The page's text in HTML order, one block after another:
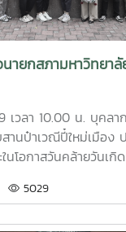
วกับการดำเนินงานด้า
ของมหาวิทยาลัย
ารสำนักงานมหาวิทยา
ด้เยี่ยมชมบรรยากาศแ
แม่โจ้
ายกสภามหาวิทยาลั
เวลา 10.00 น. บุคล
านป๋าเวณีปี๋ใหม่เมือง
ในโอกาสวันคล้ายวันเกิ
5029